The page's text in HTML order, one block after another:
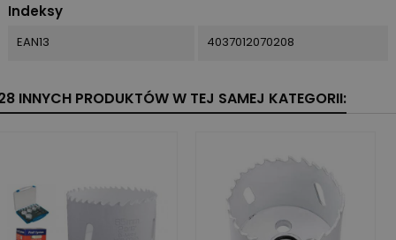
Indeksy
EAN13 4037012070208
INNYCH PRODUKTÓW W TEJ SAMEJ KATEGORII: